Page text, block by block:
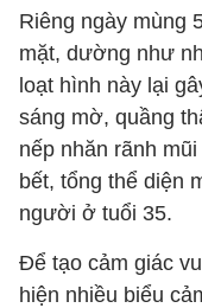
Riêng ngày mùng
mặt, dường như
loạt hình này lại
sáng mờ, quầng
nếp nhăn rãnh
bết, tổng thể diện
người ở tuổi 35.
Để tạo cảm giác
hiện nhiều biểu